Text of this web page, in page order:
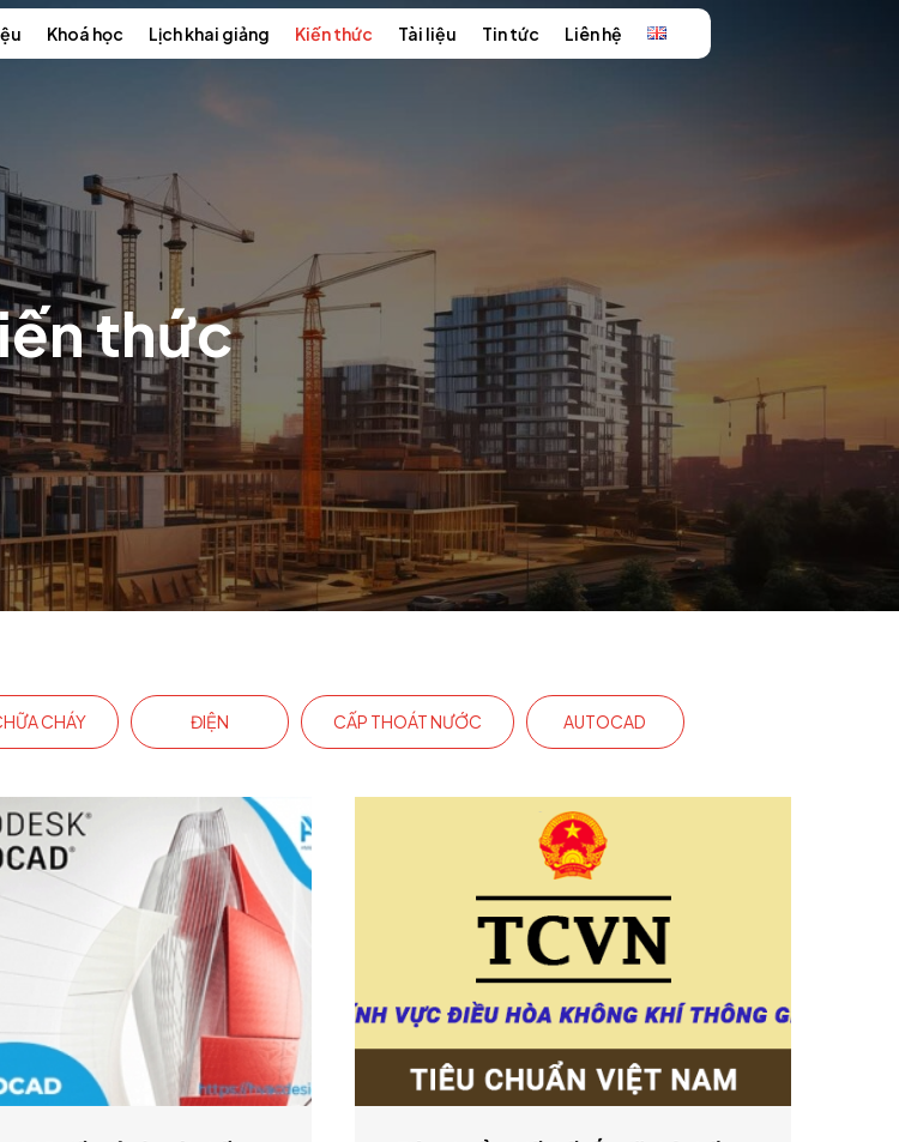
Khoá học Lịch khai giảng Kiến thức Tài liệu Tin tức Liên hệ
thức
CHÁY ĐIỆN CẤP THOÁT NƯỚC AUTOCAD